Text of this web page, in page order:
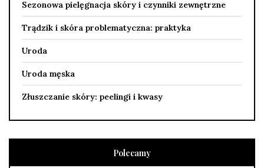
Sezonowa pielęgnacja skóry i czynniki zewnętrzne
Trądzik i skóra problematyczna: praktyka
Uroda
Uroda męska
Złuszczanie skóry: peelingi i kwasy
Polecamy